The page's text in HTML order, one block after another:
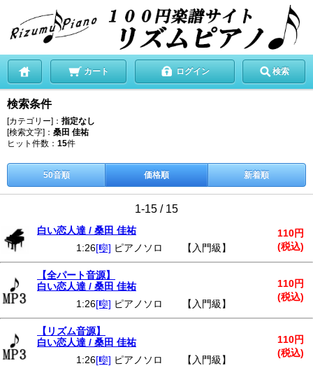
カート ログイン 検索
検索条件
[カテゴリー]： 指定なし
[検索文字]： 桑田 佳祐
ヒット件数： 15件
50音順 価格順 新着順
1-15 / 15
白い恋人達 / 桑田 佳祐
110円
(税込)
1:26[🎼] ピアノソロ 【入門級】
【全パート音源】
白い恋人達 / 桑田 佳祐
110円
(税込)
1:26[🎼] ピアノソロ 【入門級】
【リズム音源】
白い恋人達 / 桑田 佳祐
110円
(税込)
1:26[🎼] ピアノソロ 【入門級】